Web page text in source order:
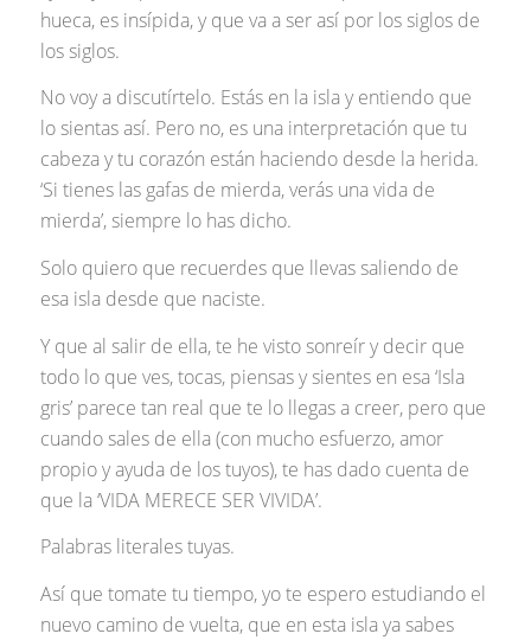
hueca, es insípida, y que va a ser así por los siglos de
los siglos.
No voy a discutírtelo. Estás en la isla y entiendo que
lo sientas así. Pero no, es una interpretación que tu
cabeza y tu corazón están haciendo desde la herida.
‘Si tienes las gafas de mierda, verás una vida de
mierda’, siempre lo has dicho.
Solo quiero que recuerdes que llevas saliendo de
esa isla desde que naciste.
Y que al salir de ella, te he visto sonreír y decir que
todo lo que ves, tocas, piensas y sientes en esa ‘Isla
gris’ parece tan real que te lo llegas a creer, pero que
cuando sales de ella (con mucho esfuerzo, amor
propio y ayuda de los tuyos), te has dado cuenta de
que la ‘VIDA MERECE SER VIVIDA’.
Palabras literales tuyas.
Así que tomate tu tiempo, yo te espero estudiando el
nuevo camino de vuelta, que en esta isla ya sabes